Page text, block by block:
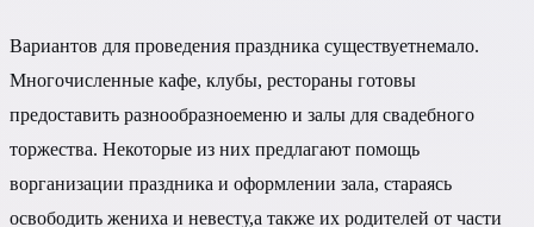
Вариантов для проведения праздника существуетнемало.
Многочисленные кафе, клубы, рестораны готовы
предоставить разнообразноеменю и залы для свадебного
торжества. Некоторые из них предлагают помощь
ворганизации праздника и оформлении зала, стараясь
освободить жениха и невесту,а также их родителей от части